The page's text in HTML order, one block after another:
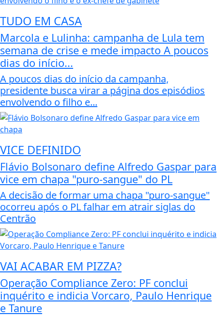
TUDO EM CASA
Marcola e Lulinha: campanha de Lula tem
semana de crise e mede impacto A poucos
dias do início...
A poucos dias do início da campanha,
presidente busca virar a página dos episódios
envolvendo o filho e...
VICE DEFINIDO
Flávio Bolsonaro define Alfredo Gaspar para
vice em chapa "puro-sangue" do PL
A decisão de formar uma chapa "puro-sangue"
ocorreu após o PL falhar em atrair siglas do
Centrão
VAI ACABAR EM PIZZA?
Operação Compliance Zero: PF conclui
inquérito e indicia Vorcaro, Paulo Henrique
e Tanure